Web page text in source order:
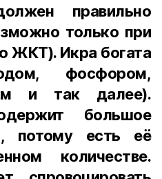
правильно
только при
ЖКТ). Икра богата
фосфором,
и так далее).
большое
потому есть её
количестве.